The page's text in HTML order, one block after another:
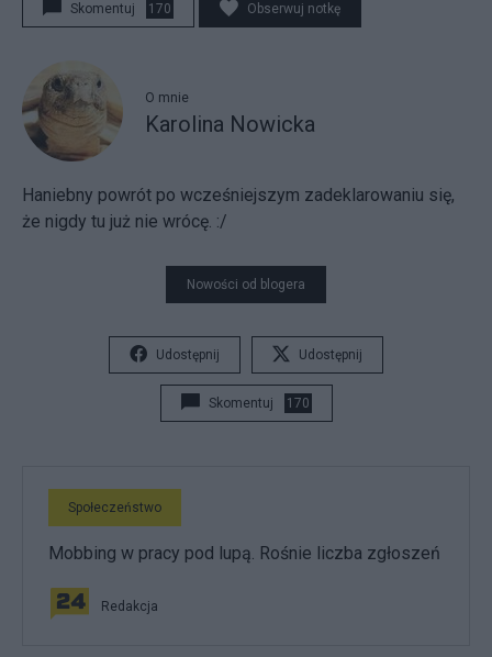
Skomentuj 170 Obserwuj notkę
O mnie
Karolina Nowicka
Haniebny powrót po wcześniejszym zadeklarowaniu się,
że nigdy tu już nie wrócę. :/
Nowości od blogera
Udostępnij Udostępnij
Skomentuj 170
Społeczeństwo
Mobbing w pracy pod lupą. Rośnie liczba zgłoszeń
Redakcja